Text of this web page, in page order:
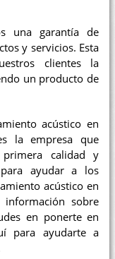
una garantía de
y servicios. Esta
clientes la
un producto de
acústico en
la empresa que
primera calidad y
ayudar a los
acústico en
información sobre
en ponerte en
para ayudarte a